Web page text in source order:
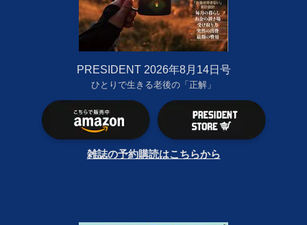
PRESIDENT 2026年8月14日号
ひとりで生きる老後の「正解」
雑誌の予約購読はこちらから